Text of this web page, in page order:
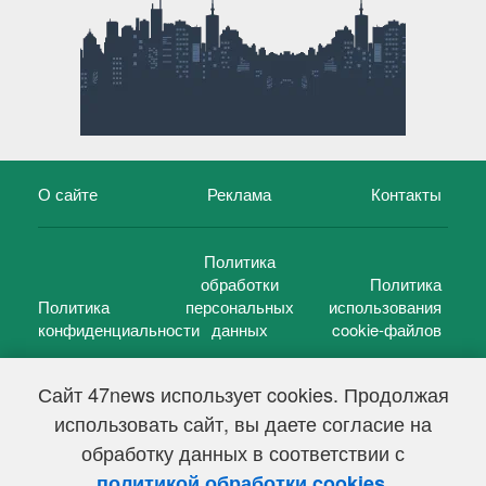
Сайт 47news использует cookies. Продолжая
использовать сайт, вы даете согласие на
обработку данных в соответствии с
О сайте Реклама Контакты
Политика
конфиденциальности
Политика
обработки
персональных
данных
Политика
использования
cookie-файлов
47 новостей (47 news)2005 — 2026 г.
Свидетельство о регистрации СМИ Эл № ФС 77-39848, выдано
Федеральной службой по надзору в сфере связи,